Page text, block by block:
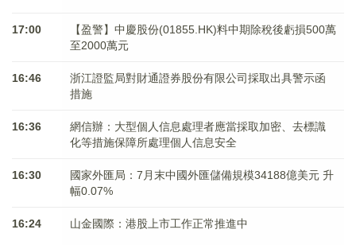
17:00
【盈警】中慶股份(01855.HK)料中期除稅後虧損500萬
至2000萬元
16:46
浙江證監局對財通證券股份有限公司採取出具警示函
措施
16:36
網信辦：大型個人信息處理者應當採取加密、去標識
化等措施保障所處理個人信息安全
16:30
國家外匯局：7月末中國外匯儲備規模34188億美元 升
幅0.07%
16:24 山金國際：港股上市工作正常推進中